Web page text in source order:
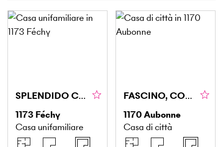
SPLENDIDO CON VISTA PANORAMICA SUL LAGO
1173 Féchy
Casa unifamiliare
FASCINO, COMFORT E AUTENTICITÀ
1170Aubonne
Casa di città